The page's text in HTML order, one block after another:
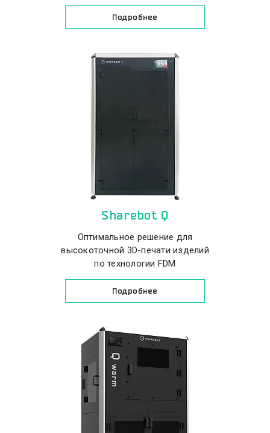
Подробнее
Sharebot Q
Оптимальное решение для
высокоточной 3D-печати изделий
по технологии FDM
Подробнее